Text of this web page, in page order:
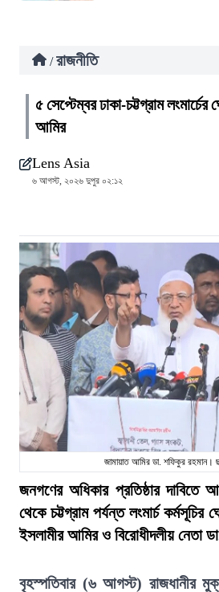
/ রাজনীতি
৫ সেপ্টেম্বর ঢাকা-চট্টগ্রাম
আমির
Lens Asia
৬ আগস্ট, ২০২৬ দুপুর ০২:১২
জামায়াত আমির ডা. শফিকুর রহমান।
জনগণের অধিকার প্রতিষ্ঠার দাবিতে
থেকে চট্টগ্রাম পর্যন্ত লংমার্চ কর্মসূচির
ইসলামীর আমির ও বিরোধীদলীয় নেতা
বৃহস্পতিবার (৬ আগস্ট) রাজধানীর